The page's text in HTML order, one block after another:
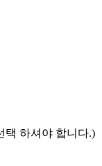
택 하셔야 합니다.)